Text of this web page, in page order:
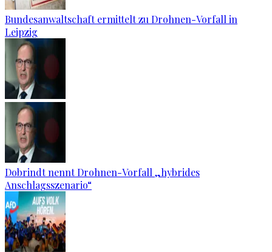
Bundesanwaltschaft ermittelt zu Drohnen-Vorfall in
Leipzig
Dobrindt nennt Drohnen-Vorfall „hybrides
Anschlagsszenario“